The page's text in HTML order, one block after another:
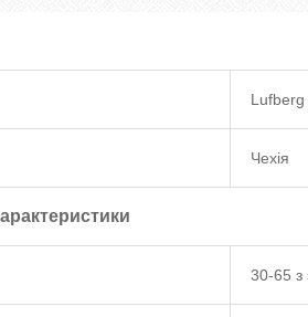
Lufberg
Чехія
30-65 з